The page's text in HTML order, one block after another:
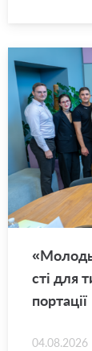
сті для
пор­та­ції
04.08.2026